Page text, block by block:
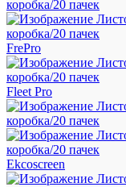
FrePro
Fleet Pro
Ekcoscreen